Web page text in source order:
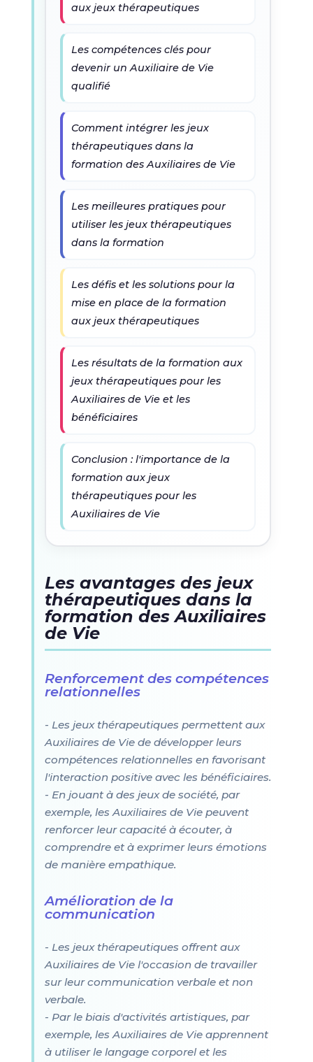
aux jeux thérapeutiques
Les compétences clés pour
devenir un Auxiliaire de Vie
qualifié
Comment intégrer les jeux
thérapeutiques dans la
formation des Auxiliaires de Vie
Les meilleures pratiques pour
utiliser les jeux thérapeutiques
dans la formation
Les défis et les solutions pour la
mise en place de la formation
aux jeux thérapeutiques
Les résultats de la formation aux
jeux thérapeutiques pour les
Auxiliaires de Vie et les
bénéficiaires
Conclusion : l'importance de la
formation aux jeux
thérapeutiques pour les
Auxiliaires de Vie
Les avantages des jeux
thérapeutiques dans la
formation des Auxiliaires
de Vie
Renforcement des compétences
relationnelles
- Les jeux thérapeutiques permettent aux
Auxiliaires de Vie de développer leurs
compétences relationnelles en favorisant
l'interaction positive avec les bénéficiaires.
- En jouant à des jeux de société, par
exemple, les Auxiliaires de Vie peuvent
renforcer leur capacité à écouter, à
comprendre et à exprimer leurs émotions
de manière empathique.
Amélioration de la
communication
- Les jeux thérapeutiques offrent aux
Auxiliaires de Vie l'occasion de travailler
sur leur communication verbale et non
verbale.
- Par le biais d'activités artistiques, par
exemple, les Auxiliaires de Vie apprennent
à utiliser le langage corporel et les